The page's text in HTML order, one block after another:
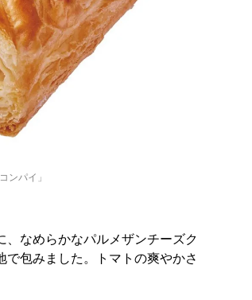
ンパイ」
なめらかなパルメザンチーズク
包みました。​トマトの爽やかさ